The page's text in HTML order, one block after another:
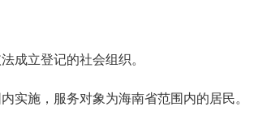
成立登记的社会组织。
实施，服务对象为海南省范围内的居民。